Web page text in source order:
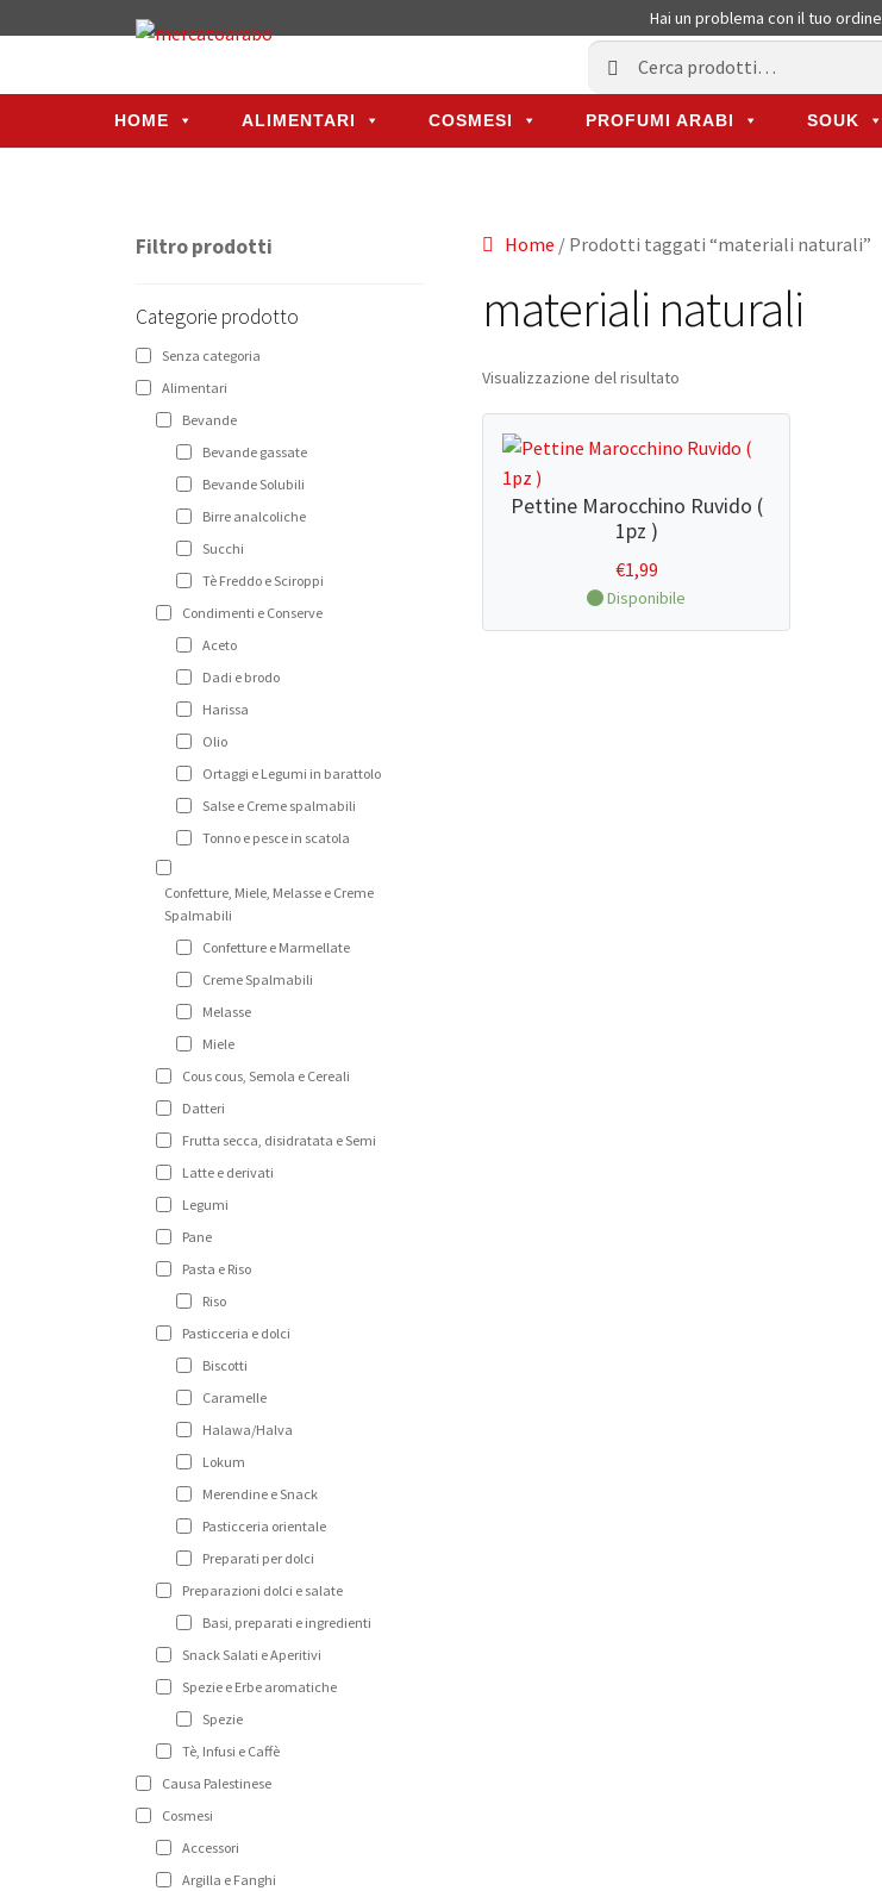
Hai un problema con il tuo ordine
HOME ALIMENTARI COSMESI PROFUMI ARABI SOUK
Home / Prodotti taggati “materiali naturali”
materiali naturali
Visualizzazione del risultato
Pettine Marocchino Ruvido (
1pz )
€1,99
Disponibile
Filtro prodotti
Categorie prodotto
Senza categoria
Alimentari
Bevande
Bevande gassate
Bevande Solubili
Birre analcoliche
Succhi
Tè Freddo e Sciroppi
Condimenti e Conserve
Aceto
Dadi e brodo
Harissa
Olio
Ortaggi e Legumi in barattolo
Salse e Creme spalmabili
Tonno e pesce in scatola
Confetture, Miele, Melasse e Creme
Spalmabili
Confetture e Marmellate
Creme Spalmabili
Melasse
Miele
Cous cous, Semola e Cereali
Datteri
Frutta secca, disidratata e Semi
Latte e derivati
Legumi
Pane
Pasta e Riso
Riso
Pasticceria e dolci
Biscotti
Caramelle
Halawa/Halva
Lokum
Merendine e Snack
Pasticceria orientale
Preparati per dolci
Preparazioni dolci e salate
Basi, preparati e ingredienti
Snack Salati e Aperitivi
Spezie e Erbe aromatiche
Spezie
Tè, Infusi e Caffè
Causa Palestinese
Cosmesi
Accessori
Argilla e Fanghi